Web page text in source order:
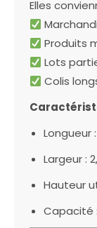
Elles
Produits
Lots
Colis
Longueur
Largeur :
Hauteur
Capacité